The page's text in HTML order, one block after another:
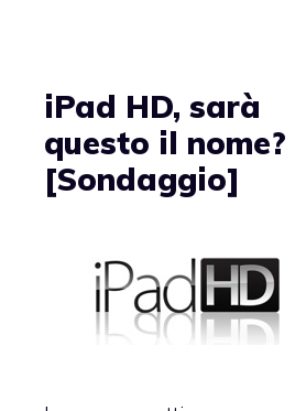
iPad HD, sarà
questo il nome?
[Sondaggio]